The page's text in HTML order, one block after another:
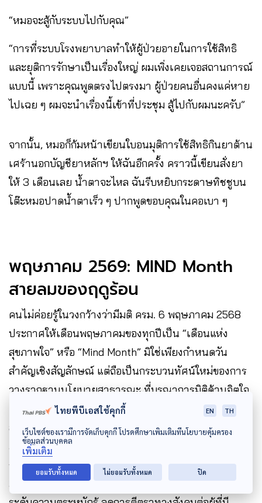
“หมอจะสู้กับระบบไปกับคุณ”
“การที่ระบบโรงพยาบาลทำให้ผู้ป่วยอายในการใช้สิทธิ
และยุติการรักษาเป็นเรื่องใหญ่ ผมเพิ่งเคยเจอสถานการณ์
แบบนี้ เพราะคุณพูดตรงไปตรงมา ผู้ป่วยคนอื่นคงแค่หาย
ไปเฉย ๆ ผมจะนำเรื่องนี้เข้าที่ประชุม สู้ไปกับผมนะครับ”
จากนั้น, หมอก็ก้มหน้าเขียนใบอนมุติการใช้สิทธิกินยาต้าน
เศร้านอกบัญชียาหลักฯ ให้ฉันอีกครั้ง คราวนี้เขียนสั่งยา
ให้ 3 เดือนเลย น้ำตาจะไหล ฉันรีบหยิบกระดาษทิชชูบน
โต๊ะหมอปาดน้ำตาเร็ว ๆ ปากพูดขอบคุณในคอเบา ๆ
พฤษภาคม 2569: MIND Month
สายลมของฤดูร้อน
คนไม่ค่อยรู้ในวงกว้างว่ามีมติ ครม. 6 พฤษภาคม 2568
ประกาศให้เดือนพฤษภาคมของทุกปีเป็น “เดือนแห่ง
สุขภาพใจ” หรือ “Mind Month” มิใช่เพียงกำหนดวัน
สำคัญเชิงสัญลักษณ์ แต่ถือเป็นกระบวนทัศน์ใหม่ของการ
วางรากฐานนโยบายสาธารณะ ที่บูรณาการมิติด้านจิตใจ
เข้าสู่โครงสร้างการพัฒนาประเทศอย่างเป็นระบบ ให้กรม
สุขภาพจิต กระทรวงสาธารณสุข ขับเคลื่อนร่วมกับภาค
ภาคประชาชน ภาคประชาสังคม ภาคเอกชนร่วมกับหน่วย
งานอื่น ๆ “นอกพื้นที่สุขภาพ” “นอกพื้นที่ของโรงพยาบาล”
ภายใต้ยุทธศาสตร์ “สุขภาพใจเป็นเรื่องของทุกคน” เพื่อยก
ไทยพีบีเอสใช้คุกกี้ EN TH
เว็บไซต์ของเรามีการจัดเก็บคุกกี้ โปรดศึกษาเพิ่มเติมที่นโยบายคุ้มครอง
ข้อมูลส่วนบุคคล
เพิ่มเติม
ยอมรับทั้งหมด ไม่ยอมรับทั้งหมด ปิด